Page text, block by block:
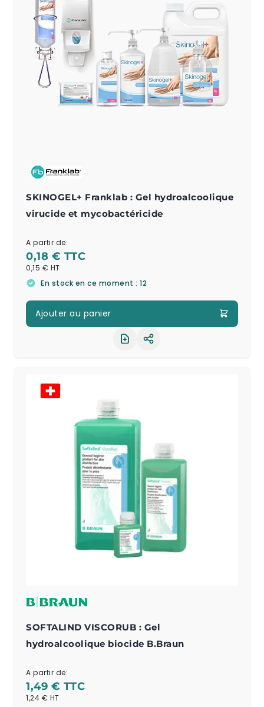
SKINOGEL+ Franklab : Gel hydroalcoolique
virucide et mycobactéricide
A partir de:
0,18 €
0,15 €
En stock en ce moment : 12
Ajouter au panier
Partager le produit
SOFTALIND VISCORUB : Gel
hydroalcoolique biocide B.Braun
A partir de:
1,49 €
1,24 €